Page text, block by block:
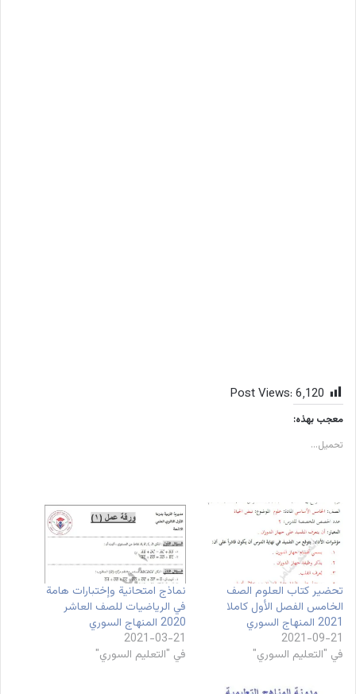
Post Views: 6٬120
معجب بهذه:
تحميل...
تحضير كتاب العلوم الصف
الخامس الفصل الأول كاملا
2021 المنهاج السوري
2021-09-21
في "التعليم السوري"
نماذج امتحانية وإختبارات هامة
في الرياضيات للصف العاشر
2020 المنهاج السوري
2021-03-21
في "التعليم السوري"